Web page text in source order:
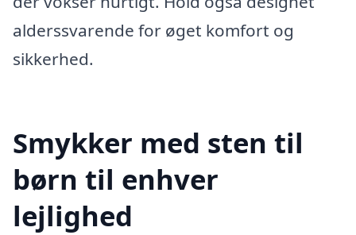
alderssvarende for øget komfort og
sikkerhed.
Smykker med sten til
børn til enhver
lejlighed